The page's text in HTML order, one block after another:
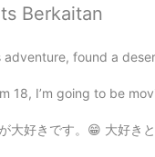
Berkaitan
adventure, found a
18, I’m going to be
す。😁 大好きという言葉でどれぐらい好きか